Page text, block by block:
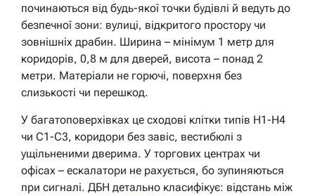
починаються від будь-якої точки будівлі й ведуть до
безпечної зони: вулиці, відкритого простору чи
зовнішніх драбин. Ширина – мінімум 1 метр для
коридорів, 0,8 м для дверей, висота – понад 2
метри. Матеріали не горючі, поверхня без
слизькості чи перешкод.
У багатоповерхівках це сходові клітки типів Н1-Н4
чи С1-С3, коридори без завіс, вестибюлі з
ущільненими дверима. У торгових центрах чи
офісах – ескалатори не рахується, бо зупиняються
при сигналі. ДБН детально класифікує: відстань між